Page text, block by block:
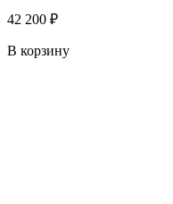
42 200 ₽
В корзину